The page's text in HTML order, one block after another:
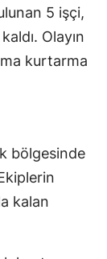
5 işçi,
Olayın
kurtarma
bölgesinde
kalan